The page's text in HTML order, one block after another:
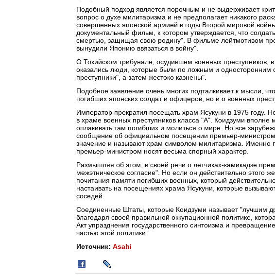
Подобный подход является порочным и не выдерживает
вопрос о духе милитаризма и не предполагает никакого
совершенных японской армией в годы Второй мировой
документальный фильм, к котором утверждается, что
смертью, защищая свою родину". В фильме лейтмотивом
вынудили Японию ввязаться в войну".
О Токийском трибунале, осудившем военных
оказались люди, которые были по ложным и односторонним
преступники", а затем жестоко казнены".
Подобное заявление очень многих подталкивает к мысли,
погибших японских солдат и офицеров, но и о военных
Император прекратил посещать храм Ясукуни в 1975 году.
в храме военных преступников класса "A". Коидзуми вполне
оплакивать там погибших и молиться о мире. Но все
сообщение об официальном посещении премьер-министром
значение и называют храм символом милитаризма.
премьер-министром носят весьма спорный характер.
Размышляя об этом, в своей речи о летчиках-камикадзе
межэтническое согласие". Но если он действительно этого
почитания памяти погибших военных, который
настаивать на посещениях храма Ясукуни, которые
соседей.
Соединенные Штаты, которые Коидзуми называет "лучшим
благодаря своей правильной оккупационной политике,
Акт упразднения государственного синтоизма и
частью этой политики.
Источник: Asahi